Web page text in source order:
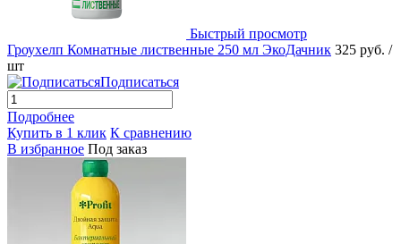
Быстрый просмотр
Гроухелп Комнатные лиственные 250 мл ЭкоДачник 325 руб. /
шт
Подписаться
Подробнее
Купить в 1 клик К сравнению
В избранное Под заказ